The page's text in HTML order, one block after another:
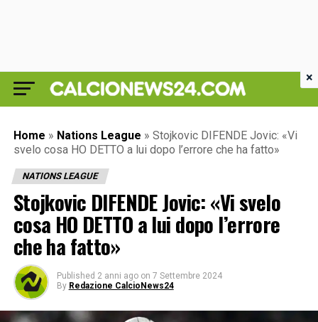
Home » Nations League » Stojkovic DIFENDE Jovic: «Vi
svelo cosa HO DETTO a lui dopo l’errore che ha fatto»
NATIONS LEAGUE
Stojkovic DIFENDE Jovic: «Vi svelo
cosa HO DETTO a lui dopo l’errore
che ha fatto»
Published 2 anni ago on 7 Settembre 2024
By Redazione CalcioNews24
×